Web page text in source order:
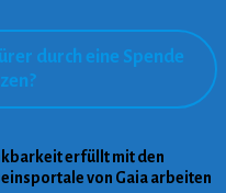
durch eine Spende
erfüllt mit den
von Gaia arbeiten